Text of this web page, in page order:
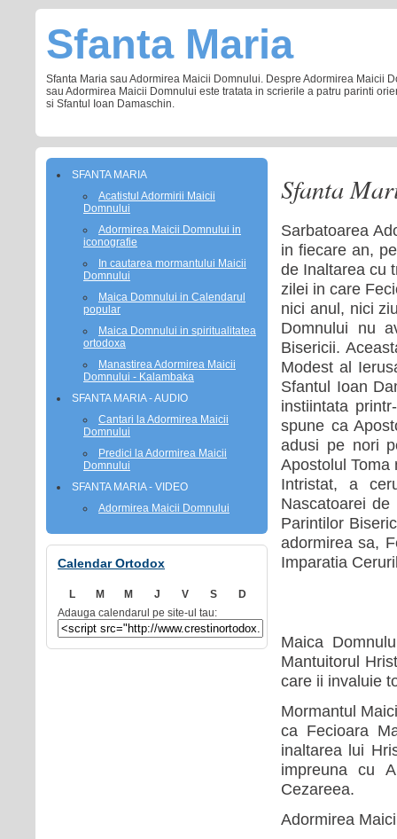
Sfanta Maria
Sfanta Maria sau Adormirea Maicii Domnului. Despre Adormirea Maicii
sau Adormirea Maicii Domnului este tratata in scrierile a patru parinti
si Sfantul Ioan Damaschin.
Sfanta
Sarbatoarea
in fiecare an,
de Inaltarea cu
zilei in care
nici anul, nici
Domnului nu
Bisericii.
Modest al
Sfantul Ioan
instiintata
spune ca
adusi pe nori
Apostolul
Intristat, a
Nascatoarei
Parintilor
adormirea sa,
Imparatia
Maica
Mantuitorul
care ii invaluie
Mormantul
ca Fecioara
inaltarea lui
impreuna cu
Cezareea.
Adormirea
SFANTA MARIA
Acatistul Adormirii Maicii
Domnului
Adormirea Maicii Domnului in
iconografie
In cautarea mormantului Maicii
Domnului
Maica Domnului in Calendarul
popular
Maica Domnului in spiritualitatea
ortodoxa
Manastirea Adormirea Maicii
Domnului - Kalambaka
SFANTA MARIA - AUDIO
Cantari la Adormirea Maicii
Domnului
Predici la Adormirea Maicii
Domnului
SFANTA MARIA - VIDEO
Adormirea Maicii Domnului
Calendar Ortodox
L M M J V S
D
Adauga calendarul pe site-ul tau: